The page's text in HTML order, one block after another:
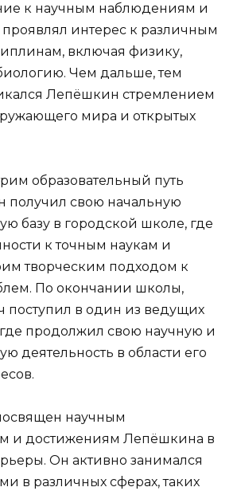
к научным наблюдениям и
проявлял интерес к различным
включая физику,
Чем дальше, тем
Лепёшкин стремлением
мира и открытых
образовательный путь
получил свою начальную
базу в городской школе, где
к точным наукам и
творческим подходом к
По окончании школы,
поступил в один из ведущих
продолжил свою научную и
деятельность в области его
научным
и достижениям Лепёшкина в
Он активно занимался
в различных сферах, таких